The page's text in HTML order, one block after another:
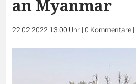
an Myanmar
22.02.2022 13:00 Uhr|0 Kommentare|